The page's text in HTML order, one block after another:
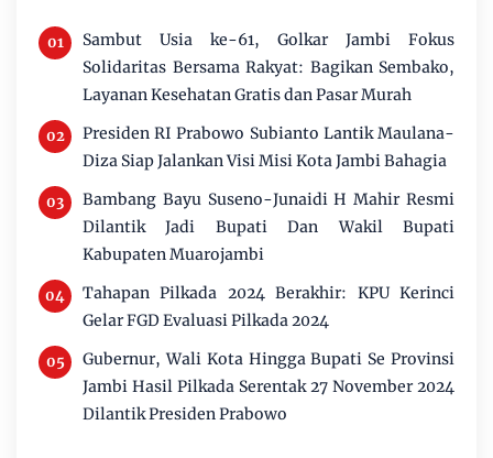
Sambut Usia ke-61, Golkar Jambi Fokus
Solidaritas Bersama Rakyat: Bagikan Sembako,
Layanan Kesehatan Gratis dan Pasar Murah
Presiden RI Prabowo Subianto Lantik Maulana-
Diza Siap Jalankan Visi Misi Kota Jambi Bahagia
Bambang Bayu Suseno-Junaidi H Mahir Resmi
Dilantik Jadi Bupati Dan Wakil Bupati
Kabupaten Muarojambi
Tahapan Pilkada 2024 Berakhir: KPU Kerinci
Gelar FGD Evaluasi Pilkada 2024
Gubernur, Wali Kota Hingga Bupati Se Provinsi
Jambi Hasil Pilkada Serentak 27 November 2024
Dilantik Presiden Prabowo